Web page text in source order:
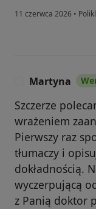
11 czerwca 2026 •
Martyna
Szczerze
wrażeniem
Pierwszy raz
tłumaczy i
dokładnością.
wyczerpującą
z Panią doktor